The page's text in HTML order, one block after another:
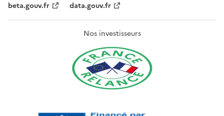
beta.gouv.fr
data.gouv.fr
Nos investisseurs